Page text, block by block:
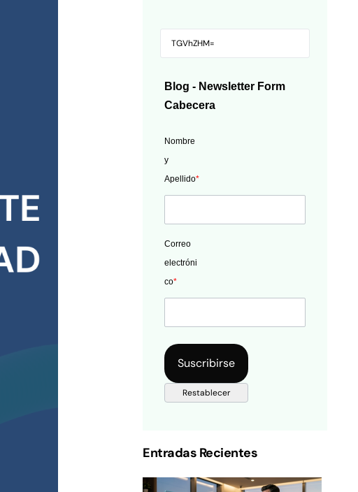
Blog - Newsletter Form
Cabecera
Nombre
y
Apellido*
Correo
electróni
co*
Entradas Recientes